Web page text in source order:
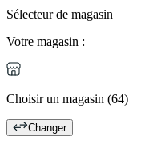
Sélecteur de magasin
Votre magasin :
Choisir un magasin (64)
Changer